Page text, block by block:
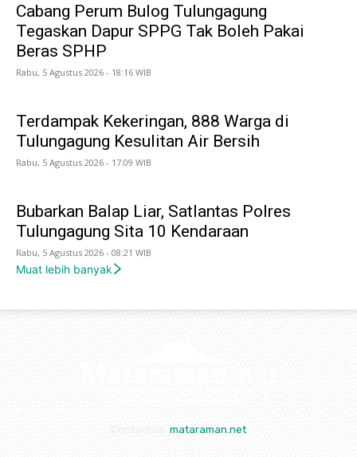
Cabang Perum Bulog Tulungagung
Tegaskan Dapur SPPG Tak Boleh Pakai
Beras SPHP
Rabu, 5 Agustus 2026 - 18:16 WIB
Terdampak Kekeringan, 888 Warga di
Tulungagung Kesulitan Air Bersih
Rabu, 5 Agustus 2026 - 17:09 WIB
Bubarkan Balap Liar, Satlantas Polres
Tulungagung Sita 10 Kendaraan
Rabu, 5 Agustus 2026 - 08:21 WIB
Muat lebih banyak
mataraman.net